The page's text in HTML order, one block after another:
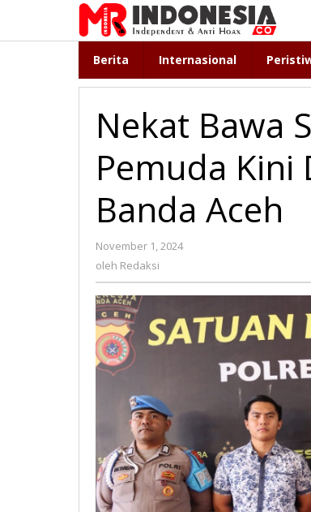
konten
Berita Internasional
Nekat Bawa
Pemuda Kini
Banda Aceh
November 1, 2024
oleh Redaksi